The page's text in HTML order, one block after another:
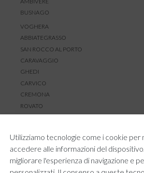
Utilizziamo tecnologie come i cookie per
accedere alle informazioni del
migliorare l'esperienza di navigazione e
BUSNAGO
VOGHERA
ABBIATEGRASSO
SAN ROCCO AL PORTO
CARAVAGGIO
GHEDI
CARVICO
CREMONA
ROVATO
RESI E RIMBORSI